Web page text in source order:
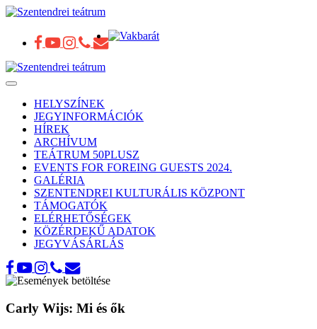
Toggle
navigationHELYSZÍNEK
JEGYINFORMÁCIÓK
HÍREK
ARCHÍVUM
TEÁTRUM 50PLUSZ
EVENTS FOR FOREING GUESTS 2024.
GALÉRIA
SZENTENDREI KULTURÁLIS KÖZPONT
TÁMOGATÓK
ELÉRHETŐSÉGEK
KÖZÉRDEKŰ ADATOK
JEGYVÁSÁRLÁS
Carly Wijs: Mi és ők